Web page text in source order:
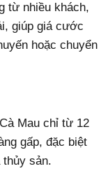
từ nhiều khách,
giúp giá cước
hoặc chuyển
Mau chỉ từ 12
gấp, đặc biệt
thủy sản.